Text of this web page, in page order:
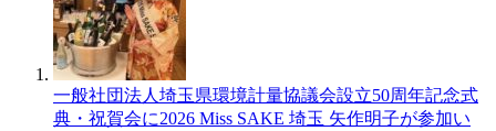
一般社団法人埼玉県環境計量協議会設立50周年記念式
典・祝賀会に2026 Miss SAKE 埼玉 矢作明子が参加い